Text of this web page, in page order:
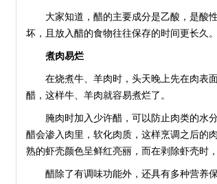
大家知道，醋的主要成分是乙酸，是酸性
坏，且放入醋的食物往往保存的时间更长久。
煮肉易烂
在烧煮牛、羊肉时，头天晚上先在肉表面
醋，这样牛、羊肉就容易煮烂了。
腌肉时加入少许醋，可以防止肉类的水分
醋会渗入肉里，软化肉质，这样烹调之后的
熟的虾壳颜色呈鲜红亮丽，而在剥除虾壳时
醋除了有调味功能外，还具有多种营养保